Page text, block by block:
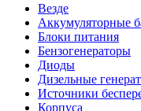
Везде
Аккумуляторные
Блоки питания
Бензогенераторы
Диоды
Дизельные
Источники
Корпуса